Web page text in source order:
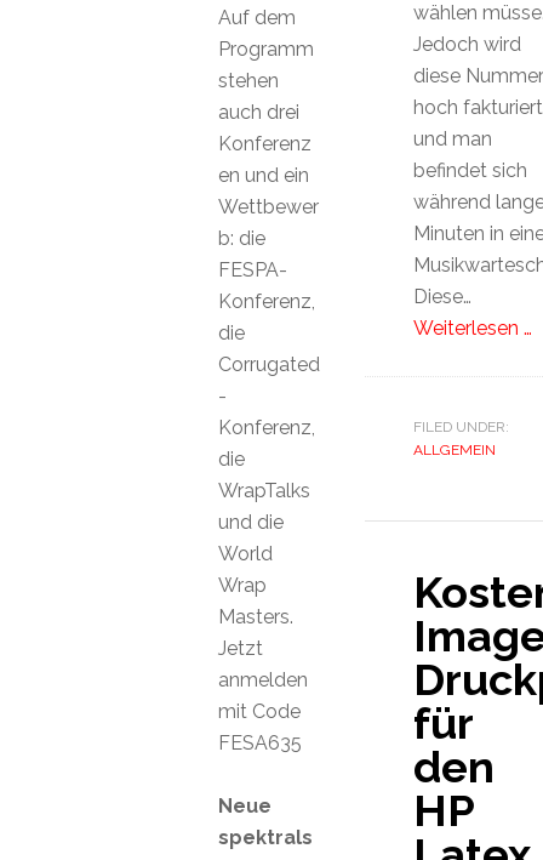
wählen
Jedoch wird
diese Nummer
hoch fakturiert
und man
befindet sich
während
Minuten in
Diese…
Weiterlesen …
FILED UNDER:
ALLGEMEIN
für
den
HP
Auf dem
Programm
stehen
auch drei
Konferenz
en und ein
Wettbewer
b: die
FESPA-
Konferenz,
die
Corrugated
-
Konferenz,
die
WrapTalks
und die
World
Wrap
Masters.
Jetzt
anmelden
mit Code
FESA635
Neue
spektrals